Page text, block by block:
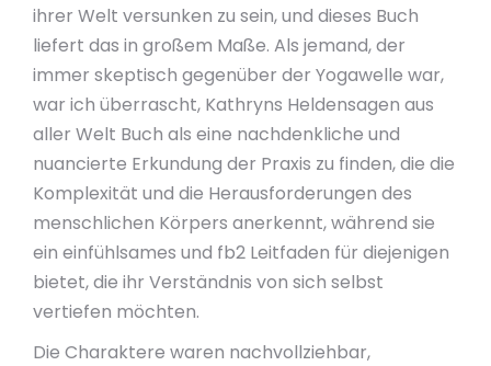
ihrer Welt versunken zu sein, und dieses Buch
liefert das in großem Maße. Als jemand, der
immer skeptisch gegenüber der Yogawelle war,
war ich überrascht, Kathryns Heldensagen aus
aller Welt Buch als eine nachdenkliche und
nuancierte Erkundung der Praxis zu finden, die die
Komplexität und die Herausforderungen des
menschlichen Körpers anerkennt, während sie
ein einfühlsames und fb2 Leitfaden für diejenigen
bietet, die ihr Verständnis von sich selbst
vertiefen möchten.
Die Charaktere waren nachvollziehbar,